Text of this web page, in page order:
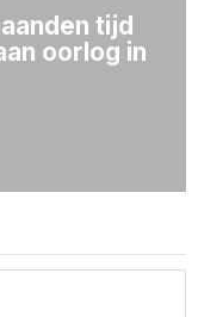
tijd
oorlog in